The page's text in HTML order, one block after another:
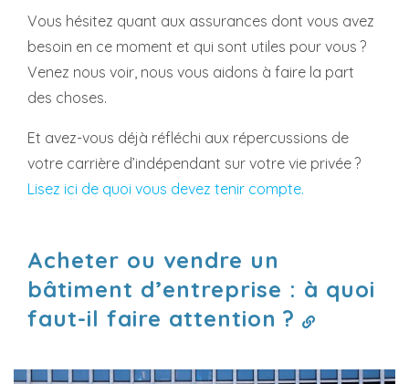
Vous hésitez quant aux assurances dont vous avez
besoin en ce moment et qui sont utiles pour vous ?
Venez nous voir, nous vous aidons à faire la part
des choses.
Et avez-vous déjà réfléchi aux répercussions de
votre carrière d’indépendant sur votre vie privée ?
Lisez ici de quoi vous devez tenir compte.
Acheter ou vendre un
bâtiment d’entreprise : à quoi
faut-il faire attention ?